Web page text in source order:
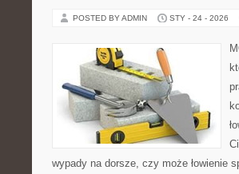
POSTED BY ADMIN STY - 24 - 2026
wypady na dorsze, czy może łowienie